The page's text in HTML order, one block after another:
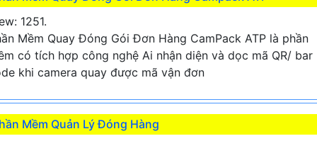
1251.
Mềm Quay Đóng Gói Đơn Hàng CamPack ATP là phần
có tích hợp công nghệ Ai nhận diện và dọc mã QR/ bar
khi camera quay được mã vận đơn
Mềm Quản Lý Đóng Hàng